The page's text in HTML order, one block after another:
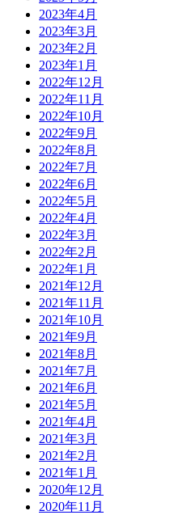
2023年4月
2023年3月
2023年2月
2023年1月
2022年12月
2022年11月
2022年10月
2022年9月
2022年8月
2022年7月
2022年6月
2022年5月
2022年4月
2022年3月
2022年2月
2022年1月
2021年12月
2021年11月
2021年10月
2021年9月
2021年8月
2021年7月
2021年6月
2021年5月
2021年4月
2021年3月
2021年2月
2021年1月
2020年12月
2020年11月